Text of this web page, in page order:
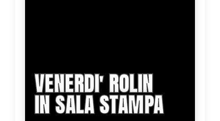
VENERDI' ROLIN
IN SALA STAMPA